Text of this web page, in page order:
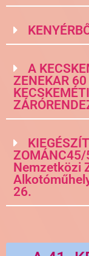
A
ZENEKAR
Nemzetközi
26.